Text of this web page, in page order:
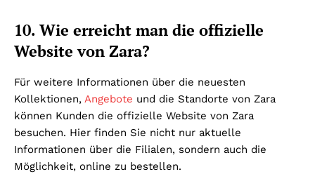
10. Wie erreicht man die offizielle
Website von Zara?
Für weitere Informationen über die neuesten
Kollektionen, Angebote und die Standorte von Zara
können Kunden die offizielle Website von Zara
besuchen. Hier finden Sie nicht nur aktuelle
Informationen über die Filialen, sondern auch die
Möglichkeit, online zu bestellen.